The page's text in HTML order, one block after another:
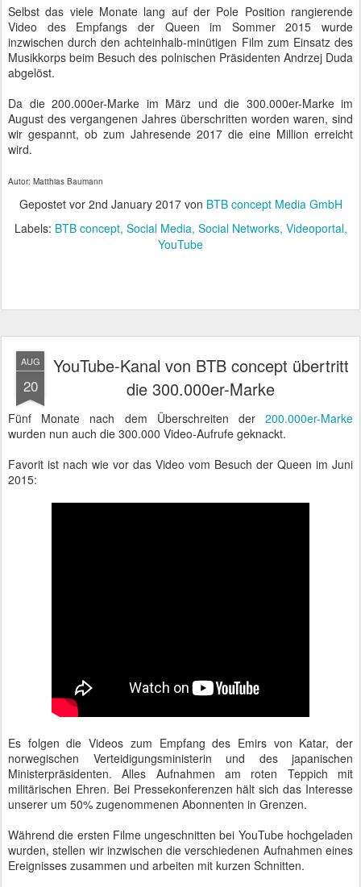
Selbst das viele Monate lang auf der Pole Position rangierende
Video des Empfangs der Queen im Sommer 2015 wurde
inzwischen durch den achteinhalb-minütigen Film zum Einsatz des
Musikkorps beim Besuch des polnischen Präsidenten Andrzej Duda
abgelöst.
Da die 200.000er-Marke im März und die 300.000er-Marke im
August des vergangenen Jahres überschritten worden waren, sind
wir gespannt, ob zum Jahresende 2017 die eine Million erreicht
wird.
Autor: Matthias Baumann
Gepostet vor 2nd January 2017von BTB concept Media GmbH
Labels: BTB concept Social Media Social Networks Videoportal
YouTube
AUG
20
YouTube-Kanal von BTB concept übertritt
die 300.000er-Marke
Fünf Monate nach dem Überschreiten der 200.000er-Marke
wurden nun auch die 300.000 Video-Aufrufe geknackt.
Favorit ist nach wie vor das Video vom Besuch der Queen im Juni
2015:
Es folgen die Videos zum Empfang des Emirs von Katar, der
norwegischen Verteidigungsministerin und des japanischen
Ministerpräsidenten. Alles Aufnahmen am roten Teppich mit
militärischen Ehren. Bei Pressekonferenzen hält sich das Interesse
unserer um 50% zugenommenen Abonnenten in Grenzen.
Während die ersten Filme ungeschnitten bei YouTube hochgeladen
wurden, stellen wir inzwischen die verschiedenen Aufnahmen eines
Ereignisses zusammen und arbeiten mit kurzen Schnitten.